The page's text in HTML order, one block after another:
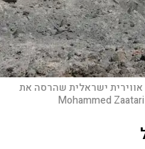
ישראלית שהרסה את
Mohammed